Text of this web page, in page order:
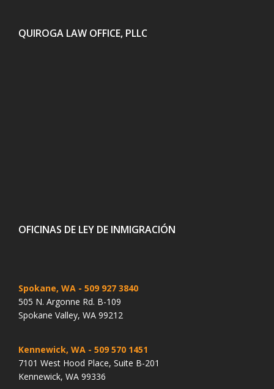
QUIROGA LAW OFFICE, PLLC
OFICINAS DE LEY DE INMIGRACIÓN
Spokane, WA - 509 927 3840
505 N. Argonne Rd. B-109
Spokane Valley, WA 99212
Kennewick, WA - 509 570 1451
7101 West Hood Place, Suite B-201
Kennewick, WA 99336